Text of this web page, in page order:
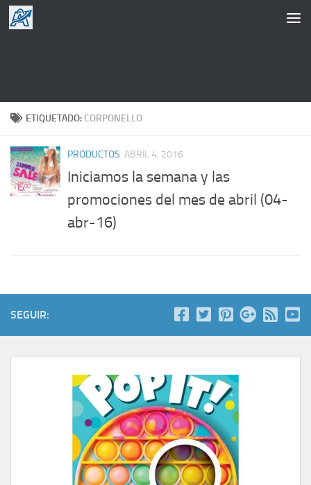
Saltar al contenido
ETIQUETADO: CORPONELLO
PRODUCTOS ABRIL 4, 2016
Iniciamos la semana y las
promociones del mes de abril (04-
abr-16)
SEGUIR: